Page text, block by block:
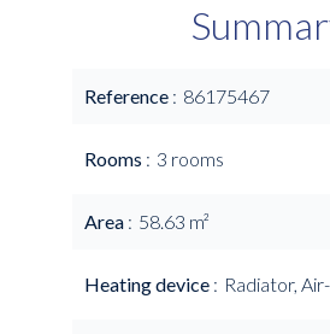
Reference 86175467
Rooms 3 rooms
Area 58.63 m²
Heating device Radiator,